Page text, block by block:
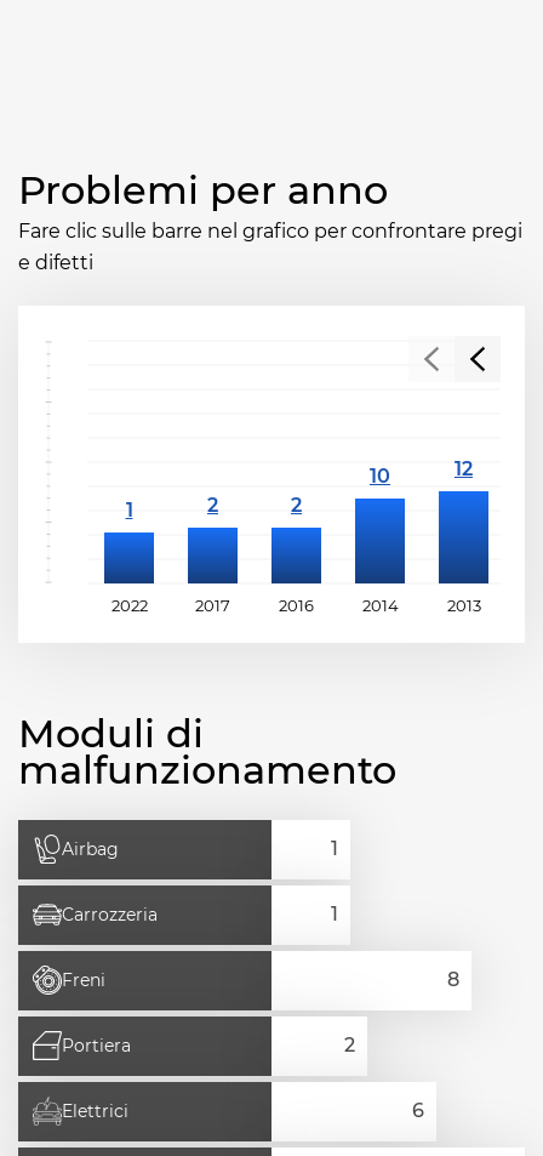
Problemi per anno
Fare clic sulle barre nel grafico per confrontare pregi
e difetti
2022 2017 2016 2014 2013
Moduli di
malfunzionamento
Airbag
Carrozzeria
Freni
Portiera
Elettrici